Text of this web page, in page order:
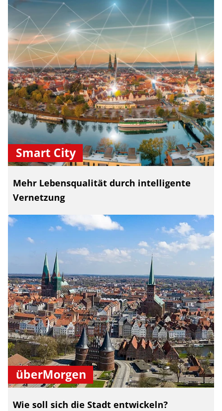
Smart City
Mehr Lebensqualität durch intelligente
Vernetzung
überMorgen
Wie soll sich die Stadt entwickeln?